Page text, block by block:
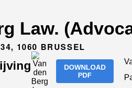
Law.
1060 BRUSSEL
DOWNLOAD
PDF